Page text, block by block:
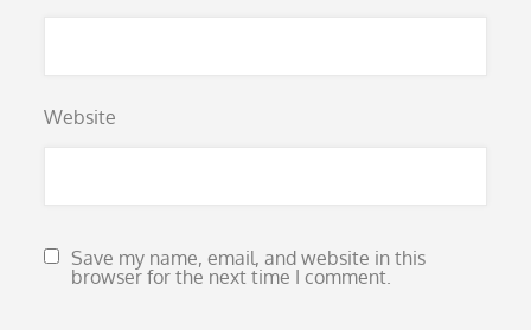
Website
Save my name, email, and website in this
browser for the next time I comment.